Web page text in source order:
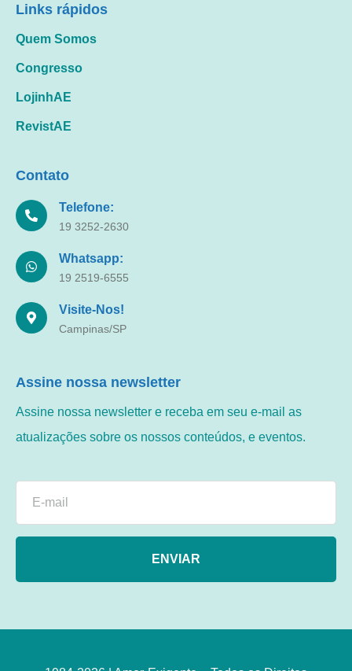
Links rápidos
Quem Somos
Congresso
LojinhAE
RevistAE
Contato
Telefone:
19 3252-2630
Whatsapp:
19 2519-6555
Visite-Nos!
Campinas/SP
Assine nossa newsletter
Assine nossa newsletter e receba em seu e-mail as
atualizações sobre os nossos conteúdos, e eventos.
ENVIAR